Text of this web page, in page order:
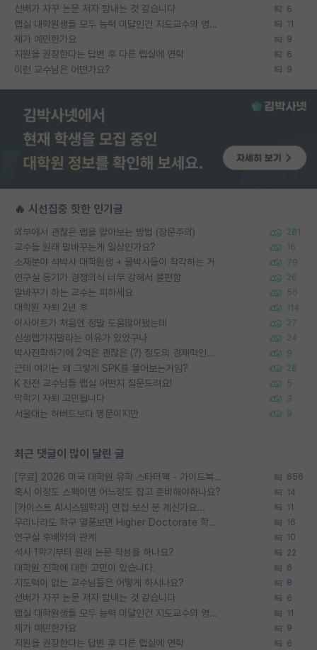
선배가 자꾸 논문 저자 탐내는 것 같습니다 6
랩실 대학원생들 모두 능력 미달인건 지도교수의 영향 아닌가? 11
제가 예민한가요 9
지원을 권장한다는 답변 후 다른 랩실에 연락 6
이런 교수님은 어떤가요? 9
🔥 시선집중 핫한 인기글
외부에서 괜찮은 랩을 알아보는 방법 (장문주의) 281
교수들 원래 말바꾸는게 일상인가요? 16
소재분야 석박사 대학원생 + 물박사들이 착각하는 거 79
연구실 동기가 경쟁의식 너무 강해서 불편함 26
말바꾸기 하는 교수는 피하세요 56
대학원 자퇴 2년 후 114
이사이트가 처음엔 정말 도움많이됐는데 27
신생랩가지말라는 이유가 있었구나 24
박사진학하기에 2억은 괜찮은 (?) 정도의 경제력인가요 9
근데 여기는 왜 그렇게 SPK를 물어보는거임? 28
K 전전 교수님들 랩실 어떤지 질문드려요! 5
막학기 자퇴 고민됩니다 3
서울대는 하버드보다 명문이지만 9
최근 댓글이 많이 달린 글
[무료] 2026 미국 대학원 유학 스타터팩 - 가이드북 & 합격자 컨택메일 템플릿 656
혹시 이정도 스펙이면 어느정도 잡고 준비해야하나요? 14
[카이스트 AI시스템학과] 면접 보신 분 계신가요... 11
우리나라도 학구 열풍보면 Higher Doctorate 학위가 필요하다고 봅니다. 16
연구실 후배와의 관계 10
석사 1학기부터 원래 논문 작성을 하나요? 22
대학원 진학에 대한 고민이 있습니다. 6
지도력이 없는 교수님들은 어떻게 하시나요? 8
선배가 자꾸 논문 저자 탐내는 것 같습니다 6
랩실 대학원생들 모두 능력 미달인건 지도교수의 영향 아닌가? 11
제가 예민한가요 9
지원을 권장한다는 답변 후 다른 랩실에 연락 6